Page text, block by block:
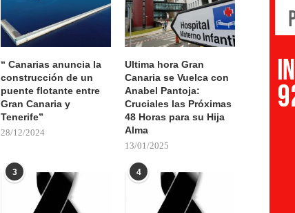
“ Canarias anuncia la
construcción de un
puente flotante entre
Gran Canaria y
Tenerife”
28/12/2024
Ultima hora Gran
Canaria se Vuelca con
Anabel Pantoja:
Cruciales las Próximas
48 Horas para su Hija
Alma
13/01/2025
3 4